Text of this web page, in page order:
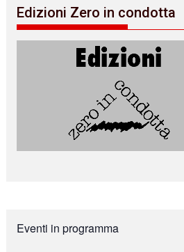
Edizioni Zero in condotta
Eventi in programma